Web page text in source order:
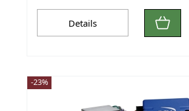
Details
-23%